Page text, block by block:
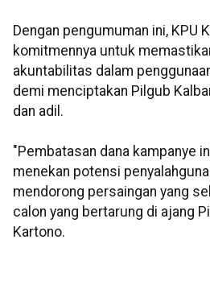
Dengan pengumuman ini, KPU
komitmennya untuk
akuntabilitas dalam
demi menciptakan Pilgub
dan adil.
"Pembatasan dana kampanye
menekan potensi
mendorong persaingan yang
calon yang bertarung di ajang
Kartono.